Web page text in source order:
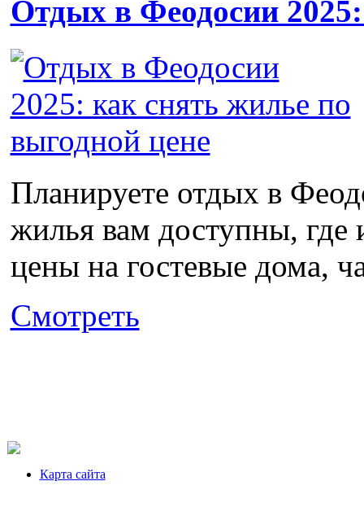
Отдых в Феодосии
Планируете отдых в
жилья вам доступны, где
цены на гостевые дома,
Смотреть
Карта сайта